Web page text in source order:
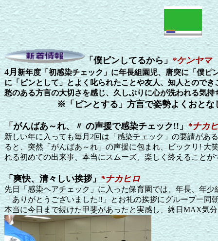
「僕ピンしてるから」*ケンヤマ
4月新年度「初感染チェック」に年長組園児、唐突に「僕ピ
に「ピンとして」とよく叱られたことや友人、知人とので
愁のある方言の大切さを感じ、久しぶりに心が洗われる気持
※「ピンとする」方言で姿勢よくおとなし
「がんばあ～れ、〃 の声援で感染チェック!!」*ナカ
新しい年に入っても毎月2回は「感染チェック」の要請があ
ると、突然「がんばあ～れ」の声援に包まれ、ビックリ! 大
れる初めての出来事、本当にスムーズ、楽しく終えることが
「爽快、清々しい挨拶」*ナカヒロ
先日「感染ヘアチェック」に入った保育園では、年長、年
「ありがとうございました!!」とお礼の挨拶にグループ一同
本当に今日まで続けた甲斐があったと実感し、終日MAX気